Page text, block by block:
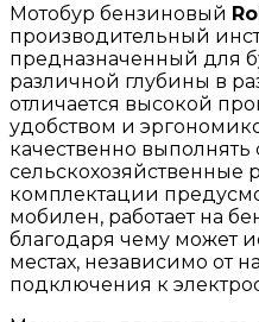
Мотобур бензиновый
производительный
предназначенный для
различной глубины в
отличается высокой
удобством и
качественно выполнять
сельскохозяйственные
комплектации
мобилен, работает на
благодаря чему может
местах, независимо от
подключения к